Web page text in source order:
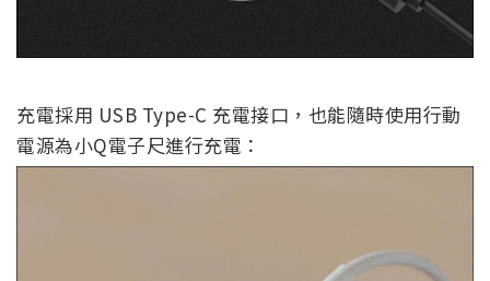
充電採用 USB Type-C 充電接口，也能隨時使用行動
電源為小Q電子尺進行充電：